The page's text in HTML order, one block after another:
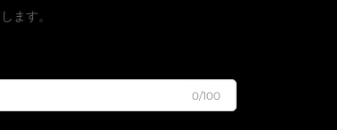
ます。
0/100